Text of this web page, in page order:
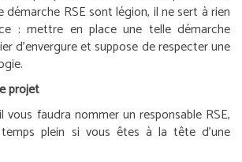
démarche RSE sont légion, il ne sert à rien
: mettre en place une telle démarche
d’envergure et suppose de respecter une
projet
vous faudra nommer un responsable RSE,
plein si vous êtes à la tête d’une